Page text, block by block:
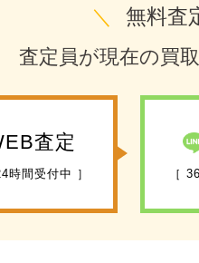
＼ 無料査
査定員が現在の買
査定
時間受付中 ］ ［